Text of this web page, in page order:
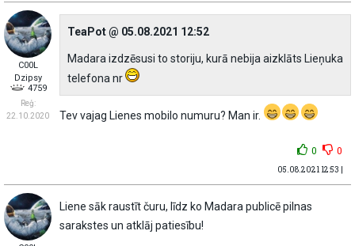
C00L
Dzipsy
4759
Reģ:
22.10.2020
TeaPot @ 05.08.2021 12:52
Madara izdzēsusi to storiju, kurā nebija aizklāts Lieņuka
telefona nr
Tev vajag Lienes mobilo numuru? Man ir.
0 0
05.08.2021 12:53 |
Liene sāk raustīt čuru, līdz ko Madara publicē pilnas
sarakstes un atklāj patiesību!